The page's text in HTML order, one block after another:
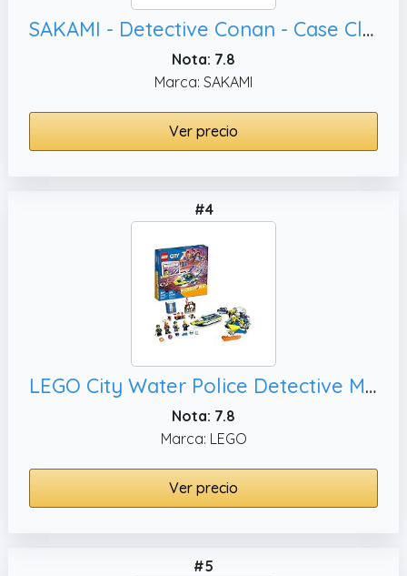
SAKAMI - Detective Conan - Case Closed - 52 Cartas de Póquer - Juego de Cartas Original y Con Licencia
Nota: 7.8
Marca: SAKAMI
Ver precio
#4
LEGO City Water Police Detective Missions 60355 - Juego de juguetes de construcción digital interactivo para niños, niños y niñas a partir de 6 años (278 piezas)
Nota: 7.8
Marca: LEGO
Ver precio
#5